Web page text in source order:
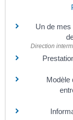
Un de
Direction
Modèle